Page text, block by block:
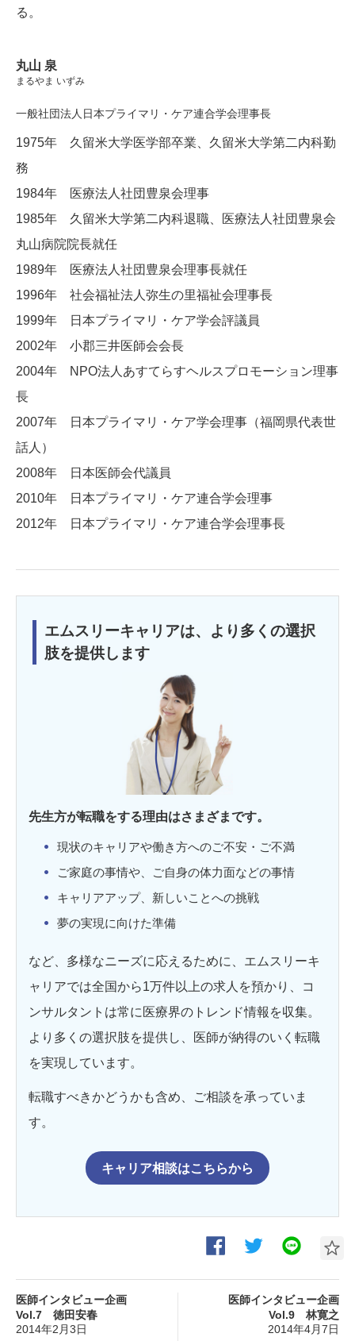
る。
丸山 泉
まるやま いずみ
一般社団法人日本プライマリ・ケア連合学会理事長
1975年 久留米大学医学部卒業、久留米大学第二内科勤
務
1984年 医療法人社団豊泉会理事
1985年 久留米大学第二内科退職、医療法人社団豊泉会
丸山病院院長就任
1989年 医療法人社団豊泉会理事長就任
1996年 社会福祉法人弥生の里福祉会理事長
1999年 日本プライマリ・ケア学会評議員
2002年 小郡三井医師会会長
2004年 NPO法人あすてらすヘルスプロモーション理事
長
2007年 日本プライマリ・ケア学会理事（福岡県代表世
話人）
2008年 日本医師会代議員
2010年 日本プライマリ・ケア連合学会理事
2012年 日本プライマリ・ケア連合学会理事長
エムスリーキャリアは、より多くの選択
肢を提供します
先生方が転職をする理由はさまざまです。
現状のキャリアや働き方へのご不安・ご不満
ご家庭の事情や、ご自身の体力面などの事情
キャリアアップ、新しいことへの挑戦
夢の実現に向けた準備
など、多様なニーズに応えるために、エムスリーキ
ャリアでは全国から1万件以上の求人を預かり、コ
ンサルタントは常に医療界のトレンド情報を収集。
より多くの選択肢を提供し、医師が納得のいく転職
を実現しています。
転職すべきかどうかも含め、ご相談を承っていま
す。
キャリア相談はこちらから
医師インタビュー企画
Vol.7 徳田安春
2014年2月3日
医師インタビュー企画
Vol.9 林寛之
2014年4月7日